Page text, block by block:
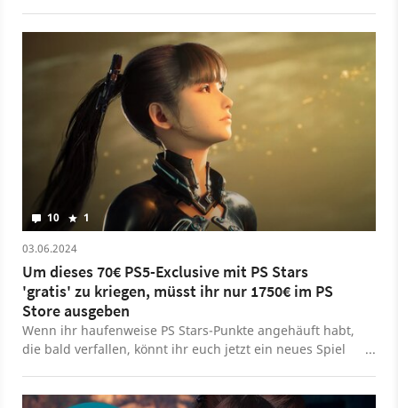
2, das ebenfalls überraschend großen Anklang in der
Community gefunden hat. Weil es so viele tolle Spiele
2024 gibt, konzentrieren wir uns in dieser Liste
entsprechend auf komplett neue Titel. Ihr findet hier
also keine Remaster oder Remakes. Los geht's!
10 1
03.06.2024
Um dieses 70€ PS5-Exclusive mit PS Stars
'gratis' zu kriegen, müsst ihr nur 1750€ im PS
Store ausgeben
Wenn ihr haufenweise PS Stars-Punkte angehäuft habt,
die bald verfallen, könnt ihr euch jetzt ein neues Spiel